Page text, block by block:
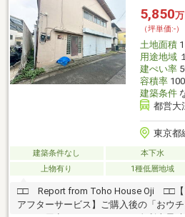
分（約560ｍ）〇セブンイレブン練馬
（約470ｍ）※現況建物の契約不適合責
です。
5,850
（坪単価:-）
土地面積
用途地域
建ぺい率
容積率
建築条件
都営大
東京都
建築条件なし 本下水
上物有り
1種低層地域
□□ Report from Toho House Oji □□【
アフターサービス】ご購入後の「おウ